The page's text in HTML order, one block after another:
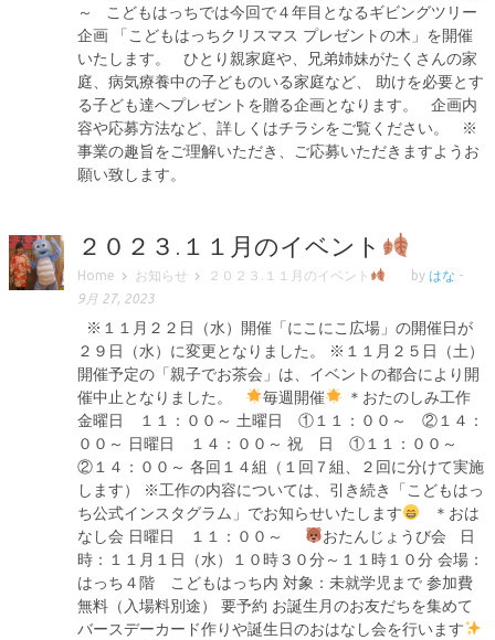
～ こどもはっちでは今回で４年目となるギビングツリー
企画 「こどもはっちクリスマス プレゼントの木」を開催
いたします。 ひとり親家庭や、兄弟姉妹がたくさんの家
庭、病気療養中の子どものいる家庭など、 助けを必要とす
る子ども達へプレゼントを贈る企画となります。 企画内
容や応募方法など、詳しくはチラシをご覧ください。 ※
事業の趣旨をご理解いただき、ご応募いただきますようお
願い致します。
２０２３.１１月のイベント
Home お知らせ ２０２３.１１月のイベント by はな -
9月 27, 2023
※１１月２２日（水）開催「にこにこ広場」の開催日が
２９日（水）に変更となりました。 ※１１月２５日（土）
開催予定の「親子でお茶会」は、イベントの都合により開
催中止となりました。
毎週開催
＊おたのしみ工作
金曜日 １１：００～ 土曜日 ①１１：００～ ②１４：
００～ 日曜日 １４：００～ 祝 日 ①１１：００～
②１４：００～ 各回１４組（１回７組、２回に分けて実施
します） ※工作の内容については、引き続き「こどもはっ
ち公式インスタグラム」でお知らせいたします
＊おは
なし会 日曜日 １１：００～
おたんじょうび会 日
時：１１月１日（水）１０時３０分～１１時１０分 会場：
はっち４階 こどもはっち内 対象：未就学児まで 参加費
無料（入場料別途） 要予約 お誕生月のお友だちを集めて
バースデーカード作りや誕生日のおはなし会を行います